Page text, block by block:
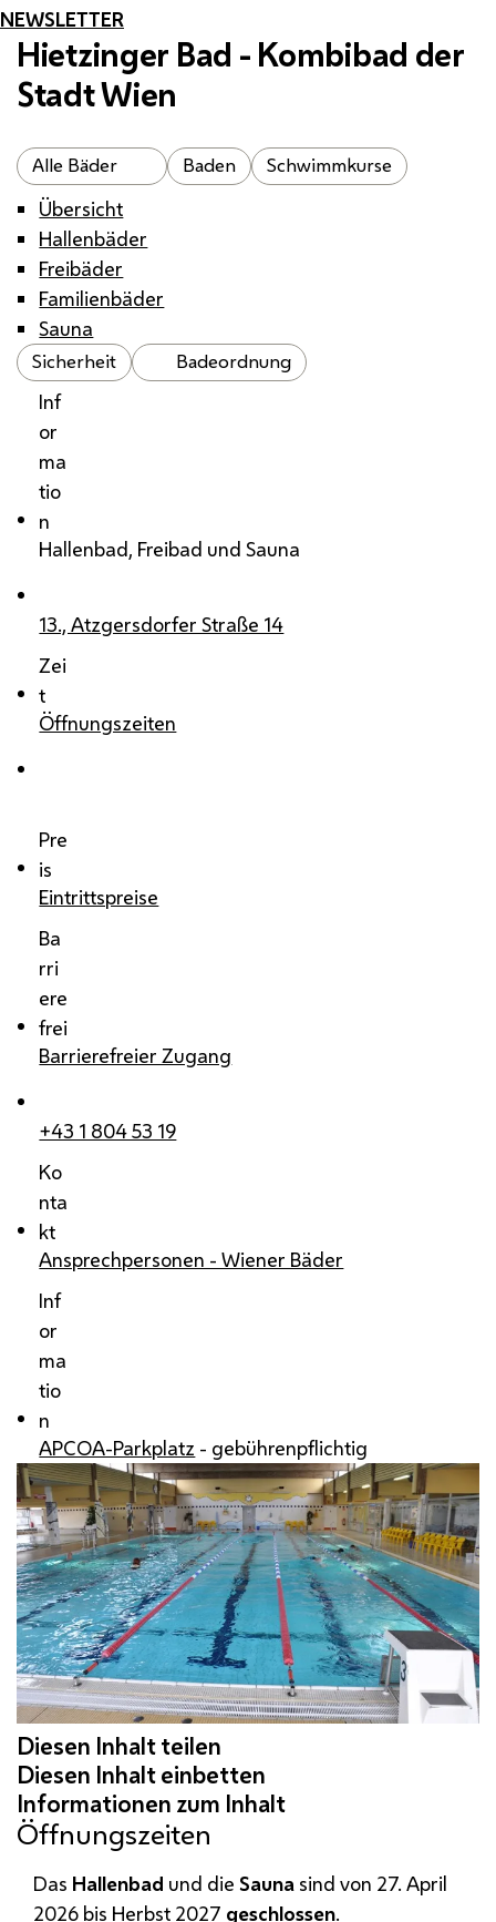
NEWSLETTER
Hietzinger Bad - Kombibad der
Stadt Wien
Alle Bäder
Übersicht
Hallenbäder
Freibäder
Familienbäder
Sauna
Baden Schwimmkurse
Sicherheit Badeordnung
Inf
or
ma
tio
n
Hallenbad, Freibad und Sauna
13., Atzgersdorfer Straße 14
Zei
t
Öffnungszeiten
Pre
is
Eintrittspreise
Ba
rri
ere
frei
Barrierefreier Zugang
+43 1 804 53 19
Ko
nta
kt
Ansprechpersonen - Wiener Bäder
Inf
or
ma
tio
n
APCOA-Parkplatz - gebührenpflichtig
Öffnungszeiten
Das Hallenbad und die Sauna sind von 27. April
2026 bis Herbst 2027 geschlossen.